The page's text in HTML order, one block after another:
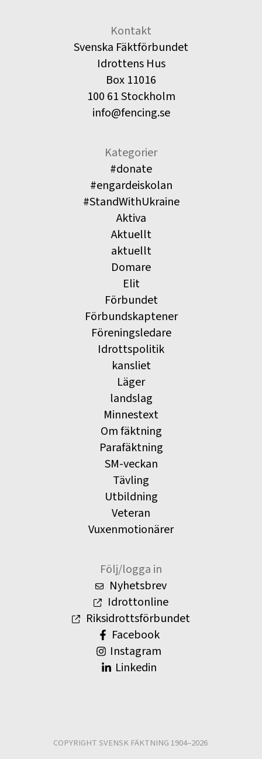
Kontakt
Svenska Fäktförbundet
Idrottens Hus
Box 11016
100 61 Stockholm
info@fencing.se
Kategorier
#donate
#engardeiskolan
#StandWithUkraine
Aktiva
Aktuellt
aktuellt
Domare
Elit
Förbundet
Förbundskaptener
Föreningsledare
Idrottspolitik
kansliet
Läger
landslag
Minnestext
Om fäktning
Parafäktning
SM-veckan
Tävling
Utbildning
Veteran
Vuxenmotionärer
Följ/logga in
Nyhetsbrev
Idrottonline
Riksidrottsförbundet
Facebook
Instagram
Linkedin
COPYRIGHT SVENSK FÄKTNING 1904–2026